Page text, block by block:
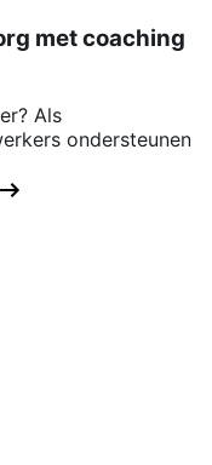
met coaching
Als
ondersteunen